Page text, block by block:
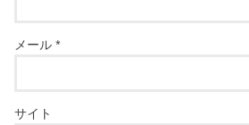
メール*
サイト